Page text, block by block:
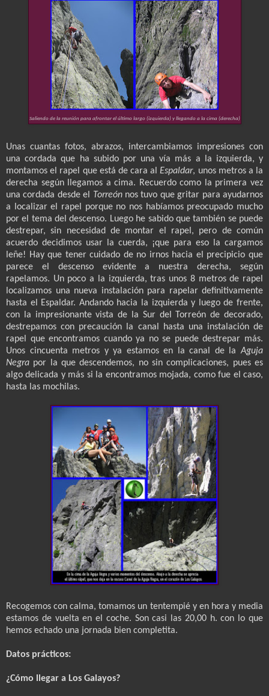
Saliendo de la reunión para afrontar el último largo (izquierda) y llegando a la cima (derecha)
Unas cuantas fotos, abrazos, intercambiamos impresiones con
una cordada que ha subido por una vía más a la izquierda, y
montamos el rapel que está de cara alEspaldar, unos metros a la
derecha según llegamos a cima. Recuerdo como la primera vez
una cordada desde el Torreón nos tuvo que gritar para ayudarnos
a localizar el rapel porque no nos habíamos preocupado mucho
por el tema del descenso. Luego he sabido que también se puede
destrepar, sin necesidad de montar el rapel, pero de común
acuerdo decidimos usar la cuerda, ¡que para eso la cargamos
leñe! Hay que tener cuidado de no irnos hacia el precipicio que
parece el descenso evidente a nuestra derecha, según
rapelamos. Un poco a la izquierda, tras unos 8 metros de rapel
localizamos una nueva instalación para rapelar definitivamente
hasta el Espaldar. Andando hacia la izquierda y luego de frente,
con la impresionante vista de la Sur del Torreón de decorado,
destrepamos con precaución la canal hasta una instalación de
rapel que encontramos cuando ya no se puede destrepar más.
Unos cincuenta metros y ya estamos en la canal de laAguja
Negra por la que descendemos, no sin complicaciones, pues es
algo delicada y más si la encontramos mojada, como fue el caso,
hasta las mochilas.
Recogemos con calma, tomamos un tentempié y en hora y media
estamos de vuelta en el coche. Son casi las 20,00 h. con lo que
hemos echado una jornada bien completita.
Datos prácticos:
¿Cómo llegar a Los Galayos?